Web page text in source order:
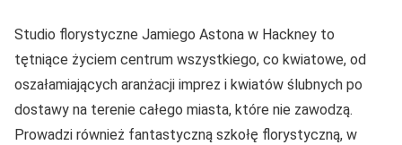
Studio florystyczne Jamiego Astona w Hackney to
tętniące życiem centrum wszystkiego, co kwiatowe, od
oszałamiających aranżacji imprez i kwiatów ślubnych po
dostawy na terenie całego miasta, które nie zawodzą.
Prowadzi również fantastyczną szkołę florystyczną, w